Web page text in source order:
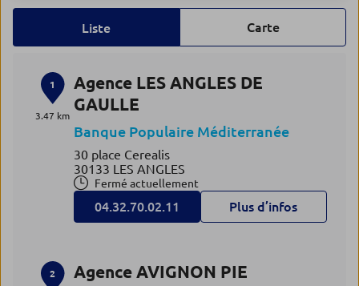
Liste Carte
1
3.47 km
Agence LES ANGLES DE
GAULLE
Banque Populaire Méditerranée
30 place Cerealis
30133 LES ANGLES
Fermé actuellement
04.32.70.02.11 Plus d’infos
2 Agence AVIGNON PIE